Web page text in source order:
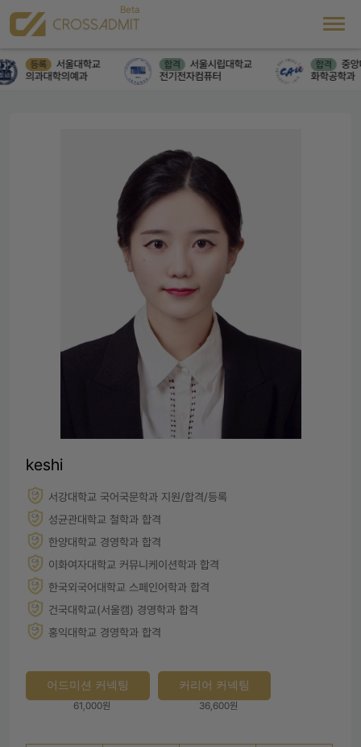
등록
서울대학교
의과대학의예과
합격
서울시립대학교
전기전자컴퓨터
합격
중앙
화학공학과
keshi
서강대학교 국어국문학과 지원/합격/등록
성균관대학교 철학과 합격
한양대학교 경영학과 합격
이화여자대학교 커뮤니케이션학과 합격
한국외국어대학교 스페인어학과 합격
건국대학교(서울캠) 경영학과 합격
홍익대학교 경영학과 합격
어드미션 커넥팅
61,000원
커리어 커넥팅
36,600원